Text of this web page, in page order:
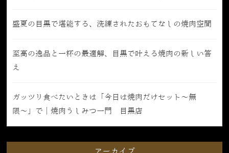
盛夏の目黒で堪能する、洗練されたおもてなしの焼肉空間
至高の逸品と一杯の最適解、目黒で叶える焼肉の新しい答
え
ガッツリ食べたいときは「今日は焼肉だけセット〜無
限〜」で｜焼肉うしみつ一門 目黒店